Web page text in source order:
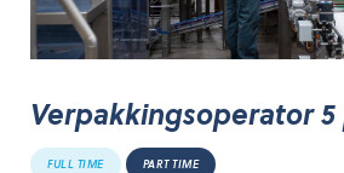
Verpakkingsoperator
FULL TIME PART TIME